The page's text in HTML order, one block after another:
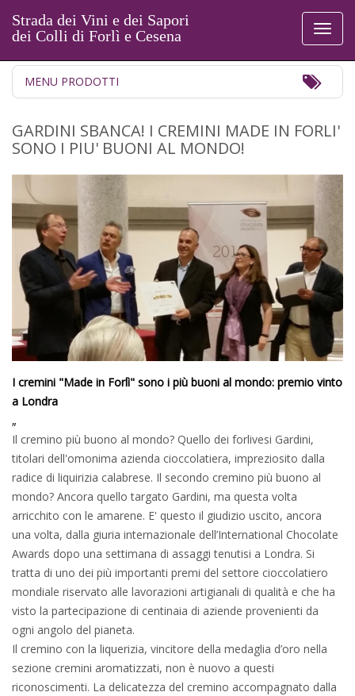
Strada dei Vini e dei Sapori
dei Colli di Forlì e Cesena
MENU PRODOTTI
GARDINI SBANCA! I CREMINI MADE IN FORLI'
SONO I PIU' BUONI AL MONDO!
I cremini "Made in Forlì" sono i più buoni al mondo: premio vinto
a Londra
„
Il cremino più buono al mondo? Quello dei forlivesi Gardini,
titolari dell'omonima azienda cioccolatiera, impreziosito dalla
radice di liquirizia calabrese. Il secondo cremino più buono al
mondo? Ancora quello targato Gardini, ma questa volta
arricchito con le amarene. E' questo il giudizio uscito, ancora
una volta, dalla giuria internazionale dell’International Chocolate
Awards dopo una settimana di assaggi tenutisi a Londra. Si
tratta di uno dei più importanti premi del settore cioccolatiero
mondiale riservato alle lavorazioni artigianali di qualità e che ha
visto la partecipazione di centinaia di aziende provenienti da
ogni angolo del pianeta.
Il cremino con la liquerizia, vincitore della medaglia d’oro nella
sezione cremini aromatizzati, non è nuovo a questi
riconoscimenti. La delicatezza del cremino accompagnato dalla